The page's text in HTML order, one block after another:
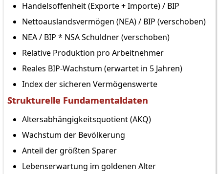
Handelsoffenheit (Exporte + Importe) / BIP
Nettoauslandsvermögen (NEA) / BIP (verschoben)
NEA / BIP * NSA Schuldner (verschoben)
Relative Produktion pro Arbeitnehmer
Reales BIP-Wachstum (erwartet in 5 Jahren)
Index der sicheren Vermögenswerte
Strukturelle Fundamentaldaten
Altersabhängigkeitsquotient (AKQ)
Wachstum der Bevölkerung
Anteil der größten Sparer
Lebenserwartung im goldenen Alter